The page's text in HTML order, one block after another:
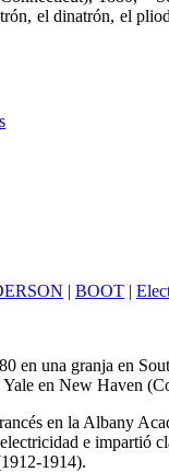
el dinatrón, el
| BOOT |
en una granja en
en New Haven
en la Albany
e impartió
1914).